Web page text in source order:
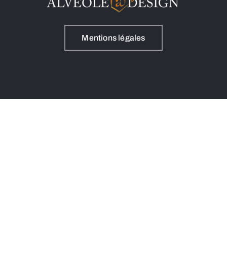
Mentions légales